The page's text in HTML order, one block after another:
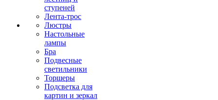
ступеней
Лента-трос
Люстры
Настольные
лампы
Бра
Подвесные
светильники
Торшеры
Подсветка для
картин и зеркал